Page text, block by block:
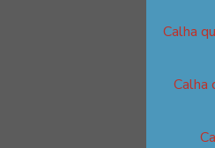
Calha
Calha